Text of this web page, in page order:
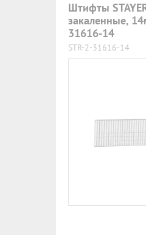
Штифты
закаленные,
31616-14
STR-2-31616-14